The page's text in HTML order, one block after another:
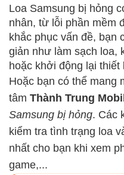
Loa Samsung bị hỏng
nhân, từ lỗi phần mềm
khắc phục vấn đề, bạn
giản như làm sạch loa,
hoặc khởi động lại thiết
Hoặc bạn có thể mang
tâm Thành Trung
Samsung bị hỏng. Các
kiểm tra tình trạng loa
nhất cho bạn khi xem
game,...